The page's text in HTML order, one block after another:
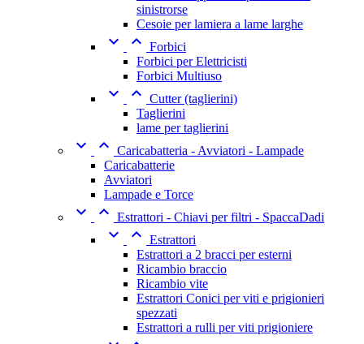
sinistrorse
Cesoie per lamiera a lame larghe
  Forbici
Forbici per Elettricisti
Forbici Multiuso
  Cutter (taglierini)
Taglierini
lame per taglierini
  Caricabatteria - Avviatori - Lampade
Caricabatterie
Avviatori
Lampade e Torce
  Estrattori - Chiavi per filtri - SpaccaDadi
  Estrattori
Estrattori a 2 bracci per esterni
Ricambio braccio
Ricambio vite
Estrattori Conici per viti e prigionieri
spezzati
Estrattori a rulli per viti prigioniere